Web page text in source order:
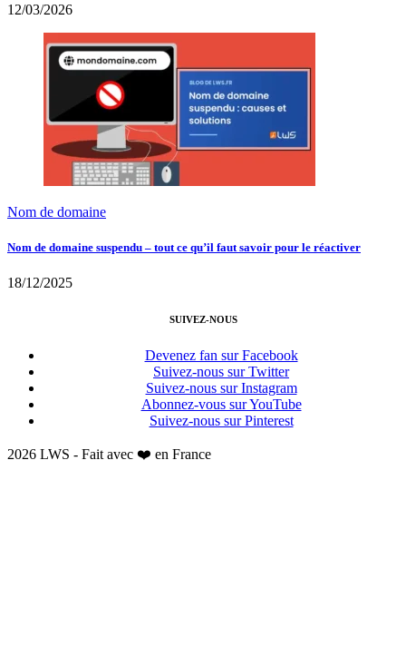
12/03/2026
Nom de domaine
Nom de domaine suspendu – tout ce qu’il faut savoir pour le réactiver
18/12/2025
SUIVEZ-NOUS
Devenez fan sur Facebook
Suivez-nous sur Twitter
Suivez-nous sur Instagram
Abonnez-vous sur YouTube
Suivez-nous sur Pinterest
2026 LWS - Fait avec ❤️ en France